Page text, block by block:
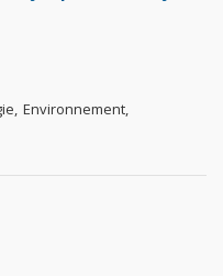
Environnement,